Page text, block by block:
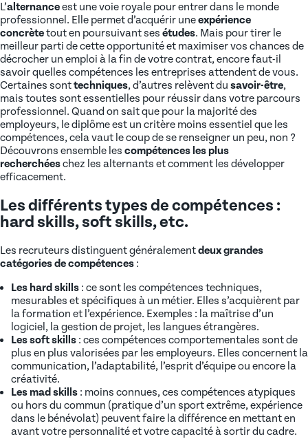
L’alternanceest une voie royale pour entrer dans le monde
professionnel. Elle permet d’acquérir uneexpérience
concrètetout en poursuivant ses études. Mais pour tirer le
meilleur parti de cette opportunité et maximiser vos chances de
décrocher un emploi à la fin de votre contrat, encore faut-il
savoir quelles compétences les entreprises attendent de vous.
Certaines sonttechniques, d’autres relèvent du savoir-être,
mais toutes sont essentielles pour réussir dans votre parcours
professionnel. Quand on sait que pour la majorité des
employeurs, le diplôme est un critère moins essentiel que les
compétences, cela vaut le coup de se renseigner un peu, non ?
Découvrons ensemble les compétences les plus
recherchéeschez les alternants et comment les développer
efficacement.
Les différents types de compétences :
hard skills, soft skills, etc.
Les recruteurs distinguent généralementdeux grandes
catégories de compétences :
Les hard skills : ce sont les compétences techniques,
mesurables et spécifiques à un métier. Elles s’acquièrent par
la formation et l’expérience. Exemples : la maîtrise d’un
logiciel, la gestion de projet, les langues étrangères.
Les soft skills : ces compétences comportementales sont de
plus en plus valorisées par les employeurs. Elles concernent la
communication, l’adaptabilité, l’esprit d’équipe ou encore la
créativité.
Les mad skills : moins connues, ces compétences atypiques
ou hors du commun (pratique d’un sport extrême, expérience
dans le bénévolat) peuvent faire la différence en mettant en
avant votre personnalité et votre capacité à sortir du cadre.